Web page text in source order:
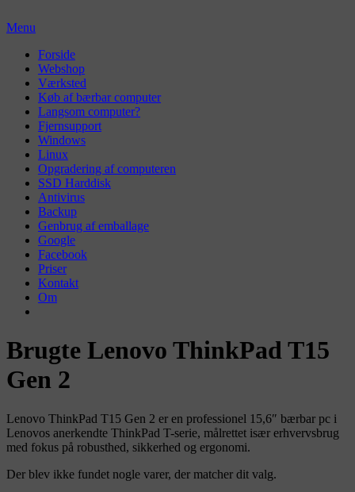
to
Menu
Primær
menu
Forside
Webshop
Værksted
Køb af bærbar computer
Langsom computer?
Fjernsupport
Windows
Linux
Opgradering af computeren
SSD Harddisk
Antivirus
Backup
Genbrug af emballage
Google
Facebook
Priser
Kontakt
Om
Brugte Lenovo ThinkPad T15
Gen 2
Lenovo ThinkPad T15 Gen 2 er en professionel 15,6″ bærbar pc i
Lenovos anerkendte ThinkPad T-serie, målrettet især erhvervsbrug
med fokus på robusthed, sikkerhed og ergonomi.
Der blev ikke fundet nogle varer, der matcher dit valg.